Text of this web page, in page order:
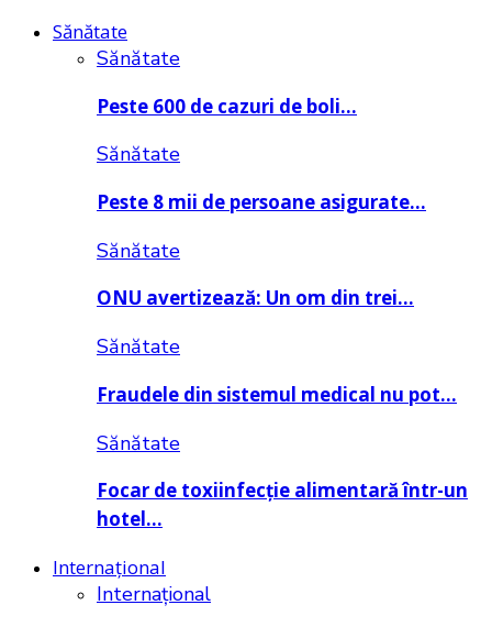
Sănătate
Sănătate
Peste 600 de cazuri de boli…
Sănătate
Peste 8 mii de persoane asigurate…
Sănătate
ONU avertizează: Un om din trei…
Sănătate
Fraudele din sistemul medical nu pot…
Sănătate
Focar de toxiinfecție alimentară într-un
hotel…
Internațional
Internațional